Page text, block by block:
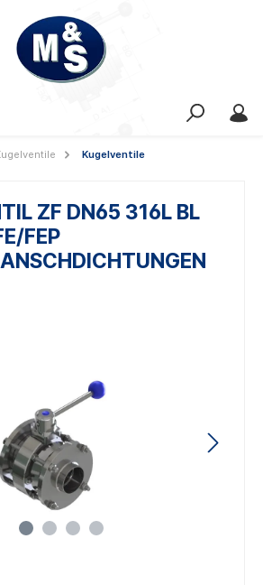
Kugelventile
ZF DN65 316L BL
FEP